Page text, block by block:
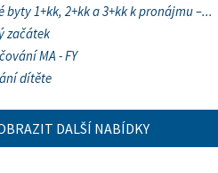
byty 1+kk, 2+kk a 3+kk k pronájmu –...
začátek
MA - FY
dítěte
DALŠÍ NABÍDKY